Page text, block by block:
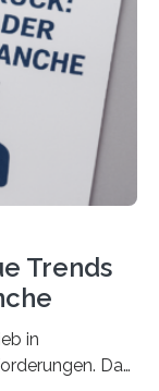
Trends
in
Das